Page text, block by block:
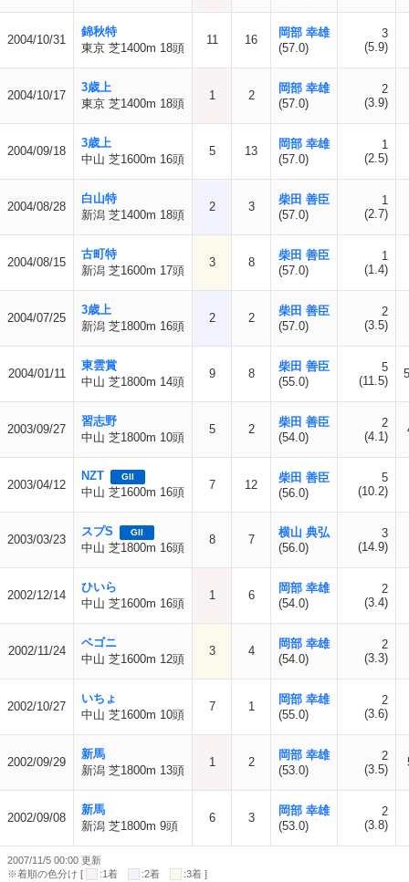
2004/10/31
錦秋特
東京 芝1400m 18頭
11 16
岡部 幸雄
(57.0)
3
(5.9)
2004/10/17
3歳上
東京 芝1400m 18頭
1 2
岡部 幸雄
(57.0)
2
(3.9)
2004/09/18
3歳上
中山 芝1600m 16頭
5 13
岡部 幸雄
(57.0)
1
(2.5)
2004/08/28
白山特
新潟 芝1400m 18頭
2 3
柴田 善臣
(57.0)
1
(2.7)
2004/08/15
古町特
新潟 芝1600m 17頭
3 8
柴田 善臣
(57.0)
1
(1.4)
2004/07/25
3歳上
新潟 芝1800m 16頭
2 2
柴田 善臣
(57.0)
2
(3.5)
2004/01/11
東雲賞
中山 芝1800m 14頭
9 8
柴田 善臣
(55.0)
5
(11.5)
2003/09/27
習志野
中山 芝1800m 10頭
5 2
柴田 善臣
(54.0)
2
(4.1)
2003/04/12
NZT GII
中山 芝1600m 16頭
7 12
柴田 善臣
(56.0)
5
(10.2)
2003/03/23
スプS GII
中山 芝1800m 16頭
8 7
横山 典弘
(56.0)
3
(14.9)
2002/12/14
ひいら
中山 芝1600m 16頭
1 6
岡部 幸雄
(54.0)
2
(3.4)
2002/11/24
ベゴニ
中山 芝1600m 12頭
3 4
岡部 幸雄
(54.0)
2
(3.3)
2002/10/27
いちょ
中山 芝1600m 10頭
7 1
岡部 幸雄
(55.0)
2
(3.6)
2002/09/29
新馬
新潟 芝1800m 13頭
1 2
岡部 幸雄
(53.0)
2
(3.5)
2002/09/08
新馬
新潟 芝1800m 9頭
6 3
岡部 幸雄
(53.0)
2
(3.8)
2007/11/5 00:00 更新
※着順の色分け [
:1着 :2着 :3着 ]